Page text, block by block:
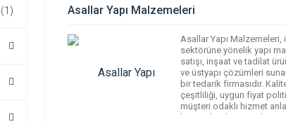
(1)
projelerinin ihtiyaçlarını
karşılar. Geniş ürün
Asallar Yapı Malzemeleri
Asallar Yapı Malzemeleri,
sektörüne yönelik yapı
satışı, inşaat ve tadilat
ve üstyapı çözümleri
bir tedarik firmasıdır.
çeşitliliği, uygun fiyat
müşteri odaklı hizmet
bireysel ve kurumsal